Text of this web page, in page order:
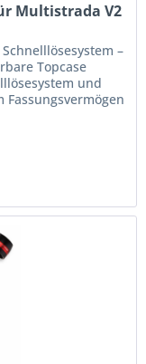
Multistrada V2
–
Topcase
und